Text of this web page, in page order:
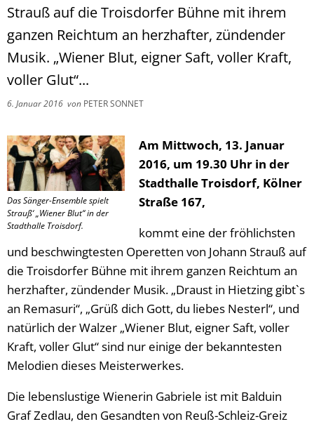
Strauß auf die Troisdorfer Bühne mit ihrem
ganzen Reichtum an herzhafter, zündender
Musik. „Wiener Blut, eigner Saft, voller Kraft,
voller Glut“...
6. Januar 2016 von PETER SONNET
Das Sänger-Ensemble spielt
Strauß‘ „Wiener Blut“ in der
Stadthalle Troisdorf.
Am Mittwoch, 13. Januar
2016, um 19.30 Uhr in der
Stadthalle Troisdorf, Kölner
Straße 167,
kommt eine der fröhlichsten
und beschwingtesten Operetten von Johann Strauß auf
die Troisdorfer Bühne mit ihrem ganzen Reichtum an
herzhafter, zündender Musik. „Draust in Hietzing gibt`s
an Remasuri“, „Grüß dich Gott, du liebes Nesterl“, und
natürlich der Walzer „Wiener Blut, eigner Saft, voller
Kraft, voller Glut“ sind nur einige der bekanntesten
Melodien dieses Meisterwerkes.
Die lebenslustige Wienerin Gabriele ist mit Balduin
Graf Zedlau, den Gesandten von Reuß-Schleiz-Greiz